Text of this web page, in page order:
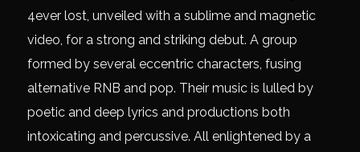
4ever lost, unveiled with a sublime and magnetic
video, for a strong and striking debut. A group
formed by several eccentric characters, fusing
alternative RNB and pop. Their music is lulled by
poetic and deep lyrics and productions both
intoxicating and percussive. All enlightened by a